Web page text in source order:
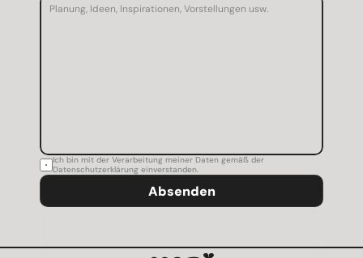
Ich bin mit der Verarbeitung meiner Daten gemäß der
Datenschutzerklärung einverstanden.
Absenden